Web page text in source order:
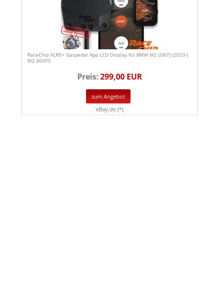
RaceChip XLR5+ Gaspedal App LCD Display für BMW M2 (G87) (2023-)
M2 460PS
Preis:299,00 EUR
zum Angebot
eBay.de (*)